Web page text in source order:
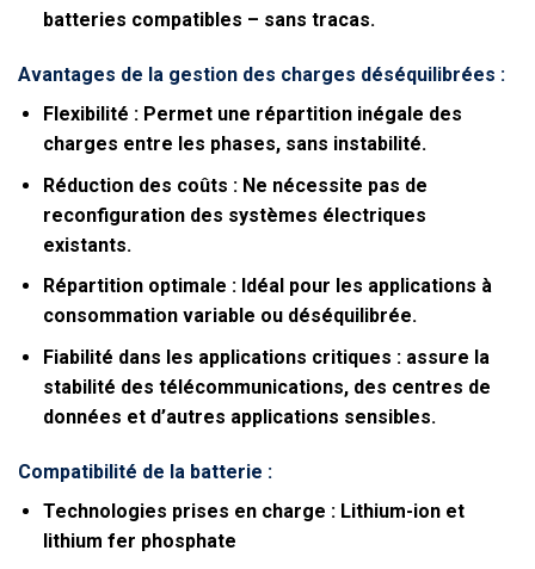
batteries compatibles – sans tracas.
Avantages de la gestion des charges déséquilibrées :
Flexibilité :Permet une répartition inégale des
charges entre les phases, sans instabilité.
Réduction des coûts :Ne nécessite pas de
reconfiguration des systèmes électriques
existants.
Répartition optimale :Idéal pour les applications à
consommation variable ou déséquilibrée.
Fiabilité dans les applications critiques :assure la
stabilité des télécommunications, des centres de
données et d’autres applications sensibles.
Compatibilité de la batterie :
Technologies prises en charge :Lithium-ion et
lithium fer phosphate